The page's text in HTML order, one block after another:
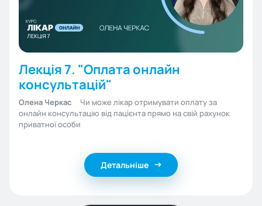
Лекція 7. "Оплата онлайн
консультацій"
Олена Черкас Чи може лікар отримувати оплату за
онлайн консультацію від пацієнта прямо на свій рахунок
приватної особи
Детальніше